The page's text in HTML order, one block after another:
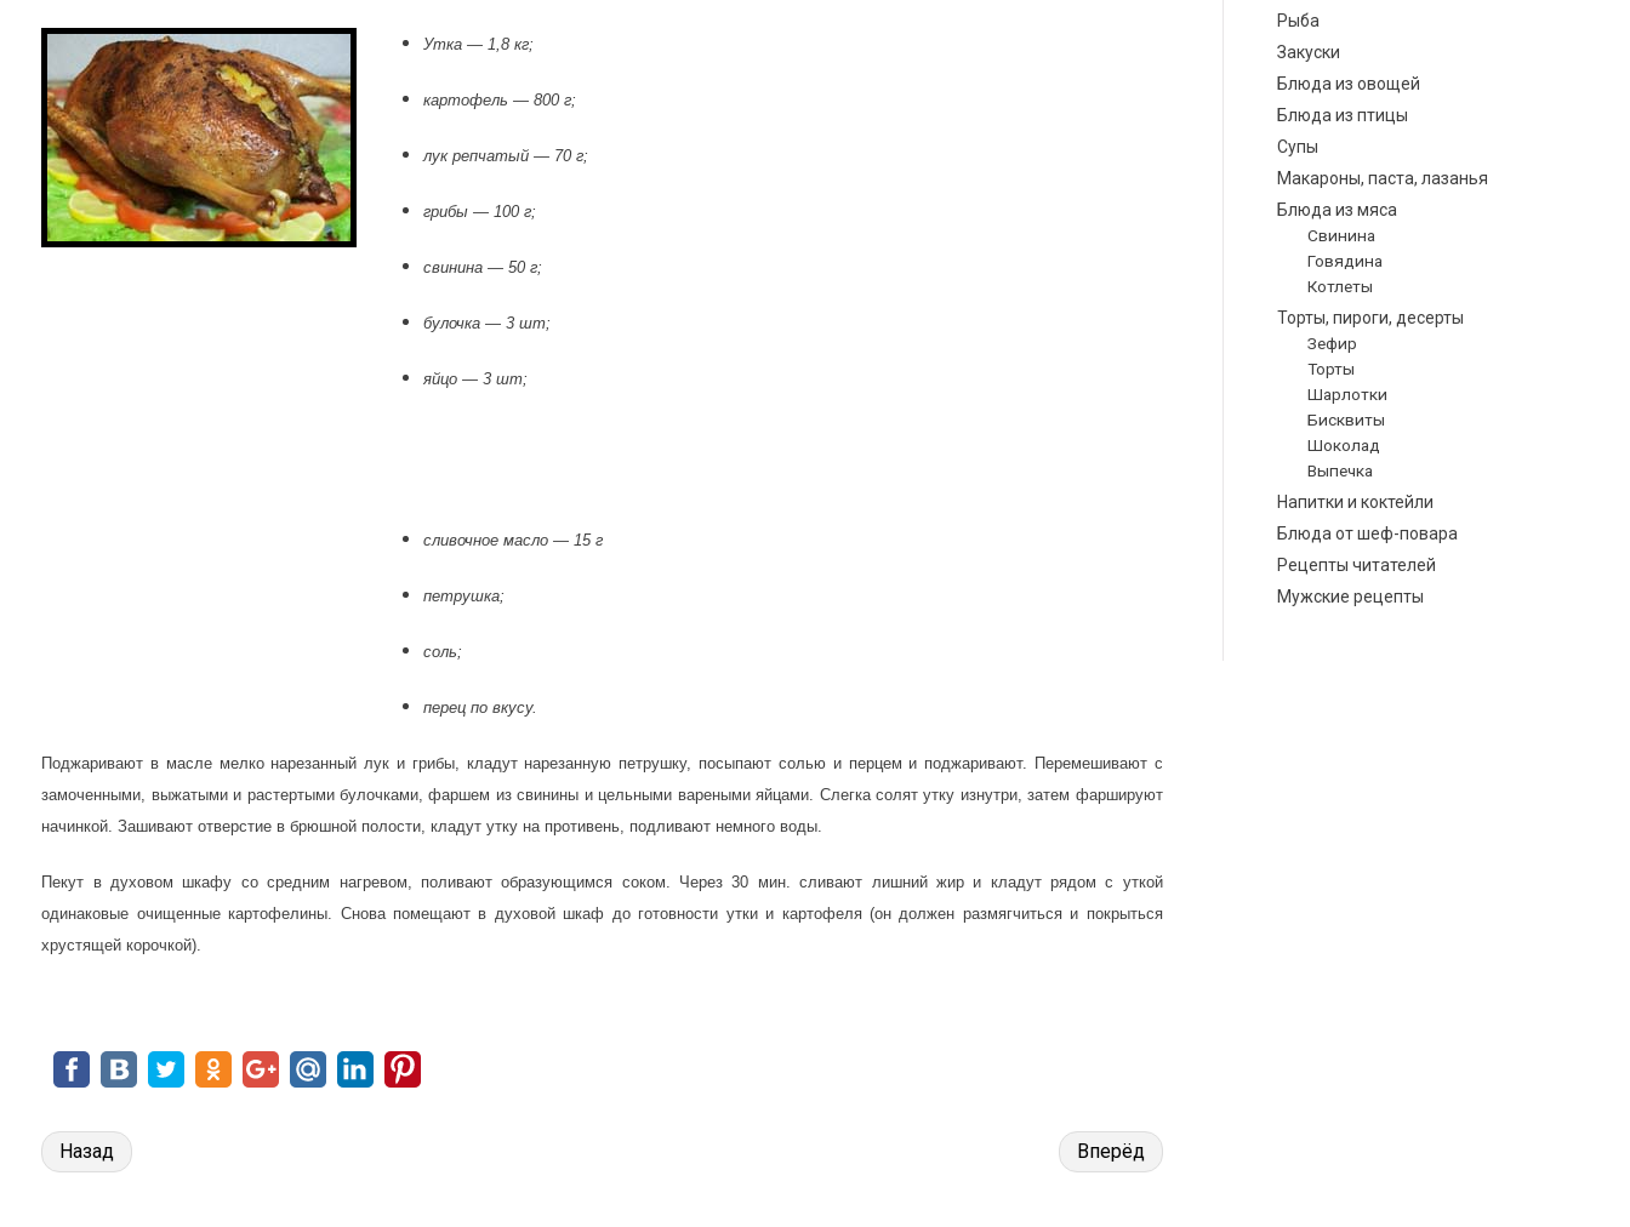
Утка — 1,8 кг;
картофель — 800 г;
лук репчатый — 70 г;
грибы — 100 г;
свинина — 50 г;
булочка — 3 шт;
яйцо — 3 шт;
сливочное масло — 15 г
петрушка;
соль;
перец по вкусу.
Поджаривают в масле мелко нарезанный лук и грибы, кладут нарезанную петрушку, посыпают солью и перцем и поджаривают. Перемешивают с
замоченными, выжатыми и растертыми булочками, фаршем из свинины и цельными вареными яйцами. Слегка солят утку изнутри, затем фаршируют
начинкой. Зашивают отверстие в брюшной полости, кладут утку на противень, подливают немного воды.
Пекут в духовом шкафу со средним нагревом, поливают образующимся соком. Через 30 мин. сливают лишний жир и кладут рядом с уткой
одинаковые очищенные картофелины. Снова помещают в духовой шкаф до готовности утки и картофеля (он должен размягчиться и покрыться
хрустящей корочкой).
Назад Вперёд
Рыба
Закуски
Блюда из овощей
Блюда из птицы
Супы
Макароны, паста, лазанья
Блюда из мяса
Свинина
Говядина
Котлеты
Торты, пироги, десерты
Зефир
Торты
Шарлотки
Бисквиты
Шоколад
Выпечка
Напитки и коктейли
Блюда от шеф-повара
Рецепты читателей
Мужские рецепты